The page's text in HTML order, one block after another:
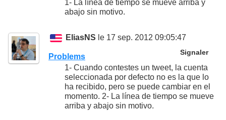
1- La línea de tiempo se mueve arriba y
abajo sin motivo.
EliasNS le 17 sep. 2012 09:05:47
Signaler
Problems
1- Cuando contestes un tweet, la cuenta
seleccionada por defecto no es la que lo
ha recibido, pero se puede cambiar en el
momento. 2- La línea de tiempo se mueve
arriba y abajo sin motivo.